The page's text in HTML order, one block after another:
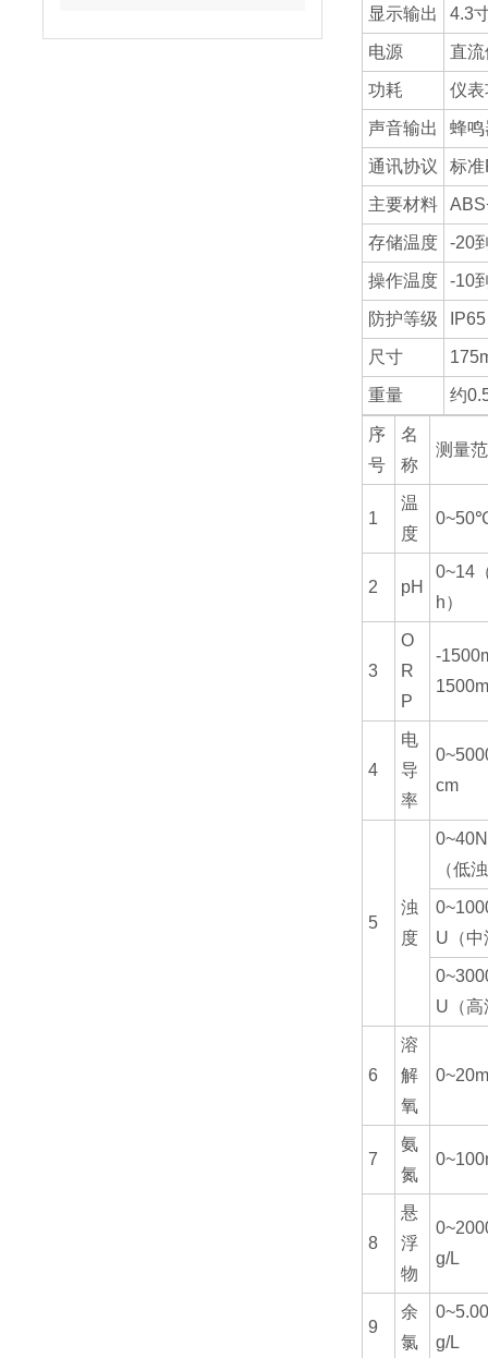
显示输出
4.3
电源 直
功耗 仪
声音输出 蜂
通讯协议 标
主要材料
存储温度 -20
操作温度 -10
防护等级 IP65
尺寸
重量 约
序
号
名
称
测量
1
温
度
2 pH
0~14
h）
3
O
R
P
-
4
电
导
率
cm
5
浊
度
（低
U（中
U（高
6
溶
解
氧
7
氨
氮
8
悬
浮
物
g/L
9
余
氯
g/L